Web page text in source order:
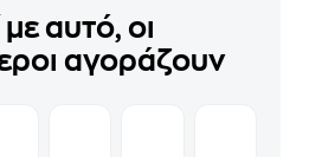
με αυτό, οι
αγοράζουν